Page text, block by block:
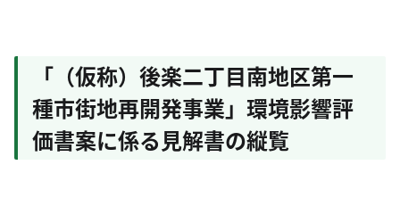
「（仮称）後楽二丁目南地区第一
種市街地再開発事業」環境影響評
価書案に係る見解書の縦覧